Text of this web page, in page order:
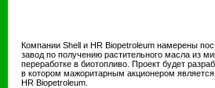
Компании Shell и HR Biopetroleum намерены
завод по получению растительного масла из
переработке в биотопливо. Проект будет
в котором мажоритарным акционером
HR Biopetroleum.